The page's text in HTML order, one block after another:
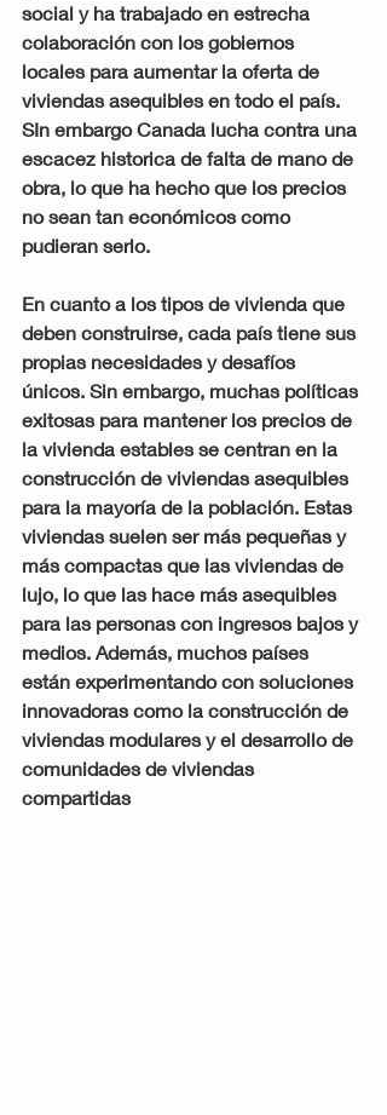
social y ha trabajado en estrecha
colaboración con los gobiernos
locales para aumentar la oferta de
viviendas asequibles en todo el país.
SIn embargo Canada lucha contra una
escacez historica de falta de mano de
obra, lo que ha hecho que los precios
no sean tan económicos como
pudieran serlo.
En cuanto a los tipos de vivienda que
deben construirse, cada país tiene sus
propias necesidades y desafíos
únicos. Sin embargo, muchas políticas
exitosas para mantener los precios de
la vivienda estables se centran en la
construcción de viviendas asequibles
para la mayoría de la población. Estas
viviendas suelen ser más pequeñas y
más compactas que las viviendas de
lujo, lo que las hace más asequibles
para las personas con ingresos bajos y
medios. Además, muchos países
están experimentando con soluciones
innovadoras como la construcción de
viviendas modulares y el desarrollo de
comunidades de viviendas
compartidas